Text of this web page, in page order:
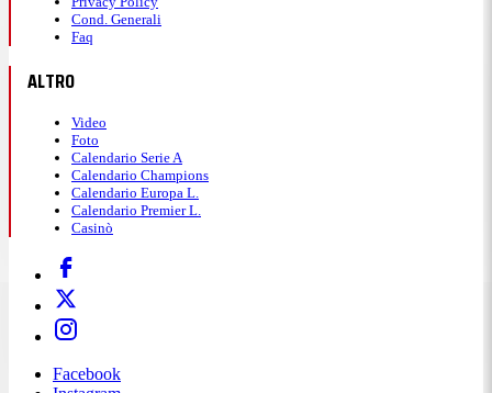
Cond. Generali
Faq
ALTRO
Video
Foto
Calendario Serie A
Calendario Champions
Calendario Europa L.
Calendario Premier L.
Casinò
Facebook